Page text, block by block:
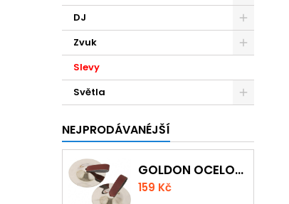
DJ
Zvuk
Slevy
Světla
NEJPRODÁVANÉJŠÍ
GOLDON OCELOVÉ PRSTOVÉ ČINELKY
159 Kč